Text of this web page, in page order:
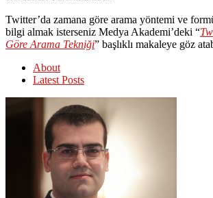
Twitter’da zamana göre arama yöntemi ve
bilgi almak isterseniz Medya Akademi’deki “
Göre Arama Tekniği” başlıklı makaleye göz
About
Latest Posts